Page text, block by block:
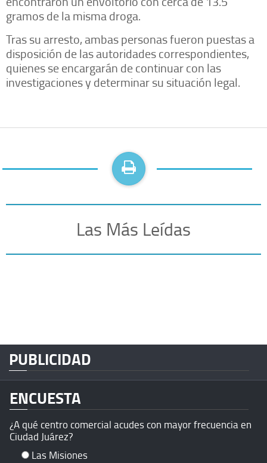
gramos de la misma droga.
Tras su arresto, ambas personas fueron puestas a
disposición de las autoridades correspondientes,
quienes se encargarán de continuar con las
investigaciones y determinar su situación legal.
Las Más Leídas
PUBLICIDAD
ENCUESTA
¿A qué centro comercial acudes con mayor frecuencia en
Ciudad Juárez?
Las Misiones